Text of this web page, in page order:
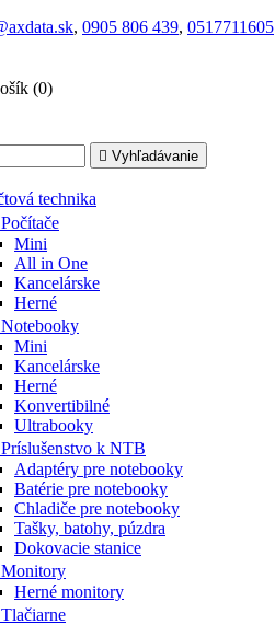
, 0905 806 439, 0517711605
(0)
 Vyhľadávanie
technika
Počítače
Mini
All in One
Kancelárske
Herné
Notebooky
Mini
Kancelárske
Herné
Konvertibilné
Ultrabooky
Príslušenstvo k NTB
Adaptéry pre notebooky
Batérie pre notebooky
Chladiče pre notebooky
Tašky, batohy, púzdra
Dokovacie stanice
Monitory
Herné monitory
Tlačiarne